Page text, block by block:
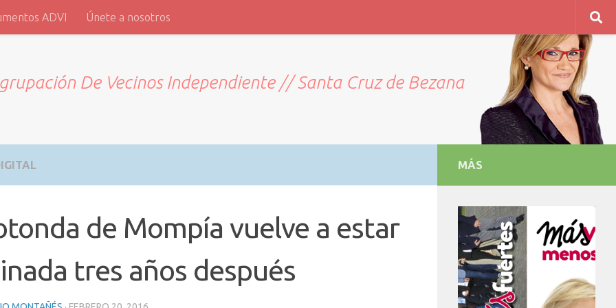
ADVI Únete a nosotros
De Vecinos Independiente // Santa Cruz de Bezana
de Mompía vuelve a estar
tres años después
MÁS